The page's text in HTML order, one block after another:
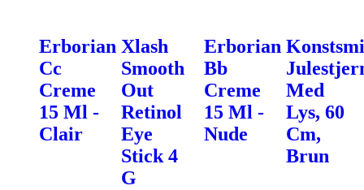
Erborian
Cc
Creme
15 Ml -
Clair
Xlash
Smooth
Out
Retinol
Eye
Stick 4
G
Erborian
Bb
Creme
15 Ml -
Nude
Med
Lys, 60
Cm,
Brun